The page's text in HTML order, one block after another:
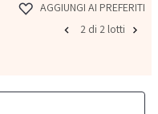
AGGIUNGI AI PREFERITI
2 di 2 lotti